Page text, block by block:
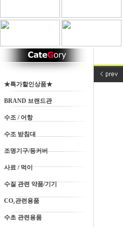
★특가할인상품★
BRAND 브랜드관
수조 / 어항
수조 받침대
조명기구/등커버
사료 / 먹이
수질 관련 약품/기기
CO₂관련용품
수초 관련용품